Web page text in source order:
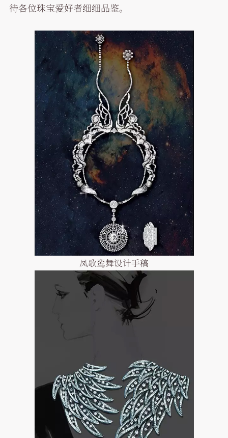
待各位珠宝爱好者细细品鉴。
凤歌鸾舞设计手稿